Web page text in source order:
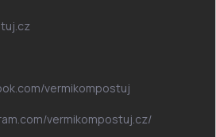
vermikompostuj
vermikompostuj.cz/